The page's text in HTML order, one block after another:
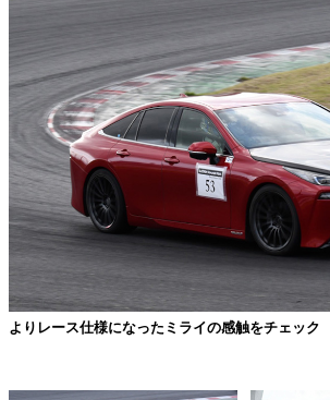
よりレース仕様になったミライの感触をチェック